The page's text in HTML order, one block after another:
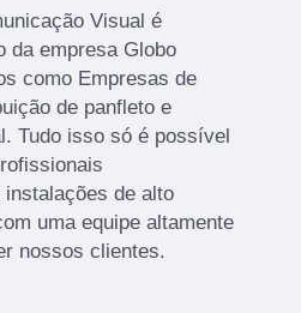
Visual é
da empresa Globo
como Empresas de
de panfleto e
Tudo isso só é possível
de alto
uma equipe altamente
nossos clientes.